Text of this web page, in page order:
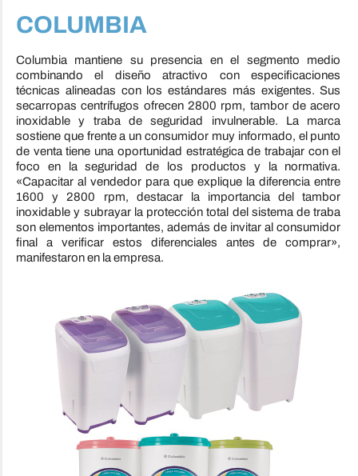
COLUMBIA
Columbia mantiene su presencia en el segmento medio
combinando el diseño atractivo con especificaciones
técnicas alineadas con los estándares más exigentes. Sus
secarropas centrífugos ofrecen 2800 rpm, tambor de acero
inoxidable y traba de seguridad invulnerable. La marca
sostiene que frente a un consumidor muy informado, el punto
de venta tiene una oportunidad estratégica de trabajar con el
foco en la seguridad de los productos y la normativa.
«Capacitar al vendedor para que explique la diferencia entre
1600 y 2800 rpm, destacar la importancia del tambor
inoxidable y subrayar la protección total del sistema de traba
son elementos importantes, además de invitar al consumidor
final a verificar estos diferenciales antes de comprar»,
manifestaron en la empresa.